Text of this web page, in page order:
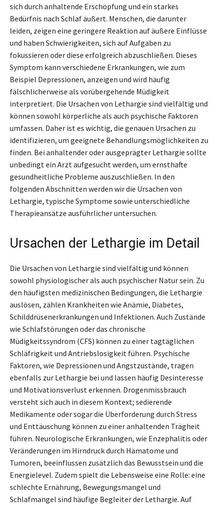
sich durch anhaltende Erschöpfung und ein starkes
Bedürfnis nach Schlaf äußert. Menschen, die darunter
leiden, zeigen eine geringere Reaktion auf äußere Einflüsse
und haben Schwierigkeiten, sich auf Aufgaben zu
fokussieren oder diese erfolgreich abzuschließen. Dieses
Symptom kann verschiedene Erkrankungen, wie zum
Beispiel Depressionen, anzeigen und wird häufig
fälschlicherweise als vorübergehende Müdigkeit
interpretiert. Die Ursachen von Lethargie sind vielfältig und
können sowohl körperliche als auch psychische Faktoren
umfassen. Daher ist es wichtig, die genauen Ursachen zu
identifizieren, um geeignete Behandlungsmöglichkeiten zu
finden. Bei anhaltender oder ausgeprägter Lethargie sollte
unbedingt ein Arzt aufgesucht werden, um ernsthafte
gesundheitliche Probleme auszuschließen. In den
folgenden Abschnitten werden wir die Ursachen von
Lethargie, typische Symptome sowie unterschiedliche
Therapieansätze ausführlicher untersuchen.
Ursachen der Lethargie im Detail
Die Ursachen von Lethargie sind vielfältig und können
sowohl physiologischer als auch psychischer Natur sein. Zu
den häufigsten medizinischen Bedingungen, die Lethargie
auslösen, zählen Krankheiten wie Anämie, Diabetes,
Schilddrüsenerkrankungen und Infektionen. Auch Zustände
wie Schlafstörungen oder das chronische
Müdigkeitssyndrom (CFS) können zu einer tagtäglichen
Schläfrigkeit und Antriebslosigkeit führen. Psychische
Faktoren, wie Depressionen und Angstzustände, tragen
ebenfalls zur Lethargie bei und lassen häufig Desinteresse
und Motivationsverlust erkennen. Drogenmissbrauch
versteht sich auch in diesem Kontext; sedierende
Medikamente oder sogar die Überforderung durch Stress
und Enttäuschung können zu einer anhaltenden Trägheit
führen. Neurologische Erkrankungen, wie Enzephalitis oder
Veränderungen im Hirndruck durch Hämatome und
Tumoren, beeinflussen zusätzlich das Bewusstsein und die
Energielevel. Zudem spielt die Lebensweise eine Rolle: eine
schlechte Ernährung, Bewegungsmangel und
Schlafmangel sind häufige Begleiter der Lethargie. Auf